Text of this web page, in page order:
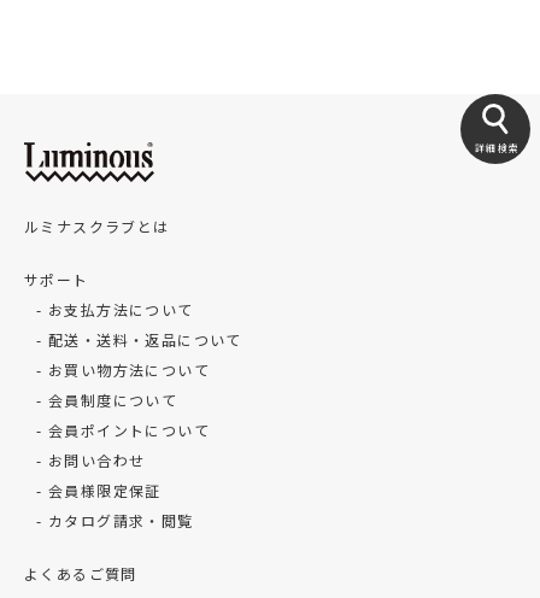
詳細検索
ルミナスクラブとは
サポート
お支払方法について
配送・送料・返品について
お買い物方法について
会員制度について
会員ポイントについて
お問い合わせ
会員様限定保証
カタログ請求・閲覧
よくあるご質問